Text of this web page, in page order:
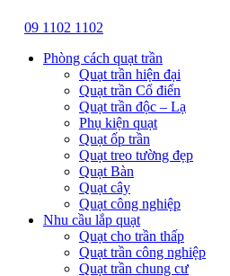
09 1102 1102
Phòng cách quạt trần
Quạt trần hiện đại
Quạt trần Cổ điển
Quạt trần độc – Lạ
Phụ kiện quạt
Quạt ốp trần
Quạt treo tường đẹp
Quạt Bàn
Quạt cây
Quạt công nghiệp
Nhu cầu lắp quạt
Quạt cho trần thấp
Quạt trần công nghiệp
Quạt trần chung cư